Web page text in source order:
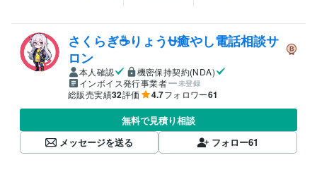
さくらぎ☕りょう⛎癒やし電話相談サ
ロン
本人確認
機密保持契約(NDA)
インボイス発行事業者
未登録
総販売実績32評価 4.7フォロワー61
無料で見積り相談
メッセージを送る
フォロー61